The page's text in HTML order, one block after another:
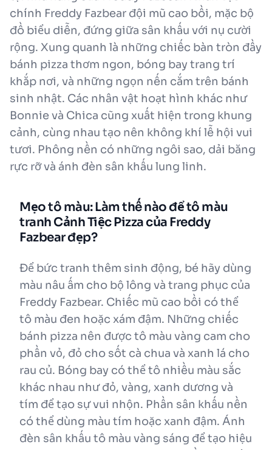
chính Freddy Fazbear đội mũ cao bồi, mặc bộ
đồ biểu diễn, đứng giữa sân khấu với nụ cười
rộng. Xung quanh là những chiếc bàn tròn đầy
bánh pizza thơm ngon, bóng bay trang trí
khắp nơi, và những ngọn nến cắm trên bánh
sinh nhật. Các nhân vật hoạt hình khác như
Bonnie và Chica cũng xuất hiện trong khung
cảnh, cùng nhau tạo nên không khí lễ hội vui
tươi. Phông nền có những ngôi sao, dải băng
rực rỡ và ánh đèn sân khấu lung linh.
Mẹo tô màu: Làm thế nào để tô màu
tranh Cảnh Tiệc Pizza của Freddy
Fazbear đẹp?
Để bức tranh thêm sinh động, bé hãy dùng
màu nâu ấm cho bộ lông và trang phục của
Freddy Fazbear. Chiếc mũ cao bồi có thể
tô màu đen hoặc xám đậm. Những chiếc
bánh pizza nên được tô màu vàng cam cho
phần vỏ, đỏ cho sốt cà chua và xanh lá cho
rau củ. Bóng bay có thể tô nhiều màu sắc
khác nhau như đỏ, vàng, xanh dương và
tím để tạo sự vui nhộn. Phần sân khấu nền
có thể dùng màu tím hoặc xanh đậm. Ánh
đèn sân khấu tô màu vàng sáng để tạo hiệu